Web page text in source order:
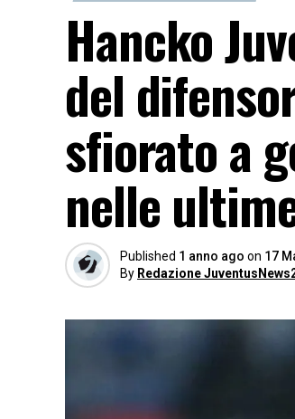
Hancko
del
sfiorato a
nelle
Published 1 anno ago on 17
By Redazione